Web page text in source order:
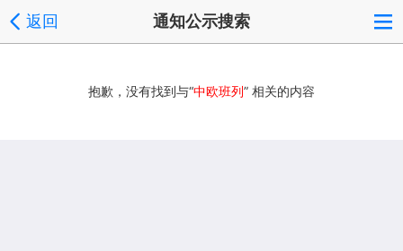
返回 通知公示搜索
抱歉，没有找到与“中欧班列” 相关的内容